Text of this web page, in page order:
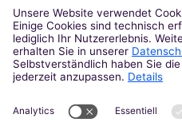
Wir möchten Ihnen ein
Dazu verwenden wir
unserer Website
verwenden wir auch Cookies
zur Anzeige externer Inhalte
über Soundcloud, Karten
selbst entscheiden, welche
Bitte beachten Sie, dass